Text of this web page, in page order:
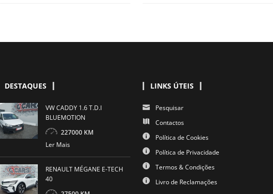
DESTAQUES
VW CADDY 1.6 T.D.I
BLUEMOTION
227000 KM
Ler Mais
RENAULT MÉGANE E-TECH
40
LINKS ÚTEIS
Pesquisar
Contactos
Política de Cookies
Política de Privacidade
Termos & Condições
Livro de Reclamações